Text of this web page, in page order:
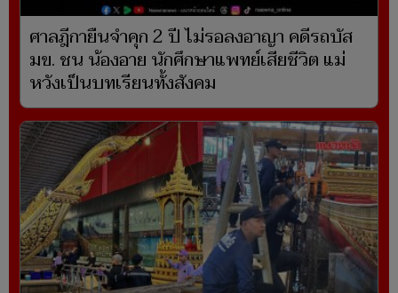
ศาลฎีกายืนจำคุก 2 ปี ไม่รอลงอาญา คดีรถบัส
มข. ชน น้องอาย นักศึกษาแพทย์เสียชีวิต แม่
หวังเป็นบทเรียนทั้งสังคม